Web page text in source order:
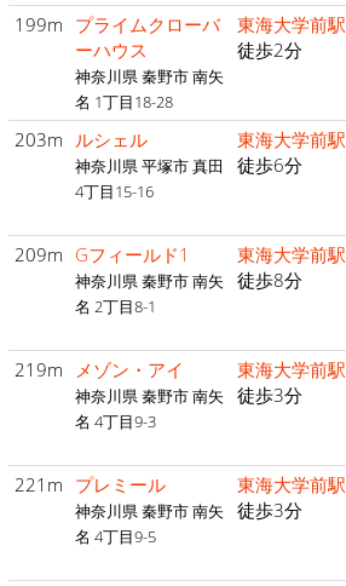
199m プライムクローバ
ーハウス
神奈川県 秦野市 南矢
名 1丁目18-28
東海大学前駅
徒歩2分
203m ルシェル
神奈川県 平塚市 真田
4丁目15-16
東海大学前駅
徒歩6分
209m Gフィールド1
神奈川県 秦野市 南矢
名 2丁目8-1
東海大学前駅
徒歩8分
219m メゾン・アイ
神奈川県 秦野市 南矢
名 4丁目9-3
東海大学前駅
徒歩3分
221m プレミール
神奈川県 秦野市 南矢
名 4丁目9-5
東海大学前駅
徒歩3分